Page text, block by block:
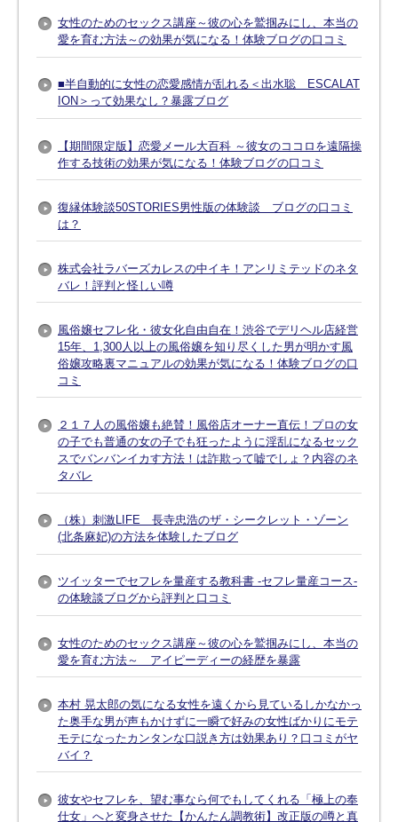
女性のためのセックス講座～彼の心を鷲掴みにし、本当の
愛を育む方法～の効果が気になる！体験ブログの口コミ
■半自動的に女性の恋愛感情が乱れる＜出水聡 ESCALAT
ION＞って効果なし？暴露ブログ
【期間限定版】恋愛メール大百科 ～彼女のココロを遠隔操
作する技術の効果が気になる！体験ブログの口コミ
復縁体験談50STORIES男性版の体験談 ブログの口コミ
は？
株式会社ラバーズカレスの中イキ！アンリミテッドのネタ
バレ！評判と怪しい噂
風俗嬢セフレ化・彼女化自由自在！渋谷でデリヘル店経営
15年、1,300人以上の風俗嬢を知り尽くした男が明かす風
俗嬢攻略裏マニュアルの効果が気になる！体験ブログの口
コミ
２１７人の風俗嬢も絶賛！風俗店オーナー直伝！プロの女
の子でも普通の女の子でも狂ったように淫乱になるセック
スでバンバンイカす方法！は詐欺って嘘でしょ？内容のネ
タバレ
（株）刺激LIFE 長寺忠浩のザ・シークレット・ゾーン
(北条麻妃)の方法を体験したブログ
ツイッターでセフレを量産する教科書 -セフレ量産コース-
の体験談ブログから評判と口コミ
女性のためのセックス講座～彼の心を鷲掴みにし、本当の
愛を育む方法～ アイピーディーの経歴を暴露
本村 晃太郎の気になる女性を遠くから見ているしかなかっ
た奥手な男が声もかけずに一瞬で好みの女性ばかりにモテ
モテになったカンタンな口説き方は効果あり？口コミがヤ
バイ？
彼女やセフレを、望む事なら何でもしてくれる「極上の奉
仕女」へと変身させた【かんたん調教術】改正版の噂と真